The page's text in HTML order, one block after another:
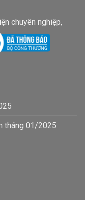
chuyên nghiệp,
tháng 01/2025